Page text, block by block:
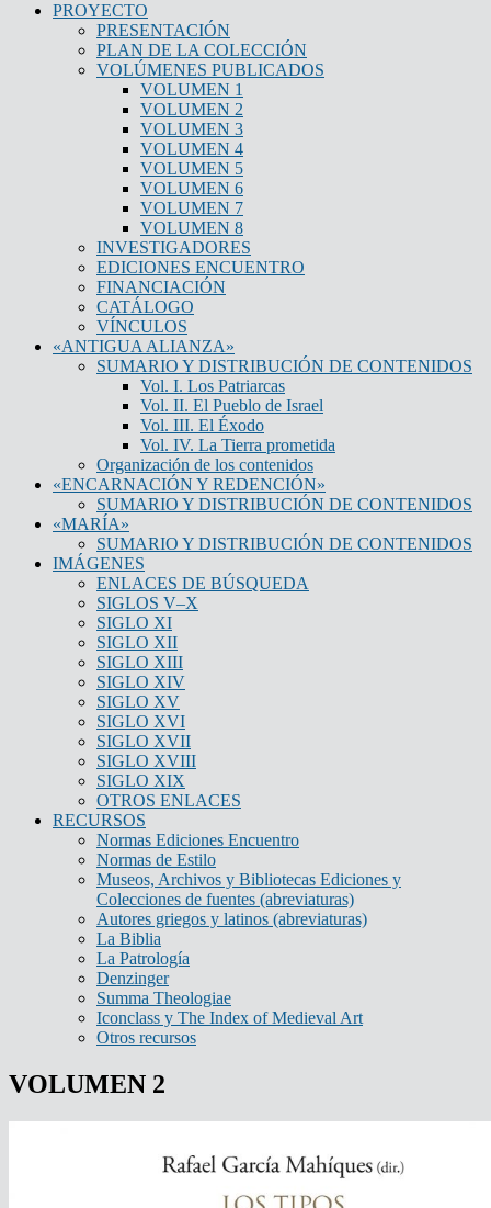
PROYECTO
PRESENTACIÓN
PLAN DE LA COLECCIÓN
VOLÚMENES PUBLICADOS
VOLUMEN 1
VOLUMEN 2
VOLUMEN 3
VOLUMEN 4
VOLUMEN 5
VOLUMEN 6
VOLUMEN 7
VOLUMEN 8
INVESTIGADORES
EDICIONES ENCUENTRO
FINANCIACIÓN
CATÁLOGO
VÍNCULOS
«ANTIGUA ALIANZA»
SUMARIO Y DISTRIBUCIÓN DE CONTENIDOS
Vol. I. Los Patriarcas
Vol. II. El Pueblo de Israel
Vol. III. El Éxodo
Vol. IV. La Tierra prometida
Organización de los contenidos
«ENCARNACIÓN Y REDENCIÓN»
SUMARIO Y DISTRIBUCIÓN DE CONTENIDOS
«MARÍA»
SUMARIO Y DISTRIBUCIÓN DE CONTENIDOS
IMÁGENES
ENLACES DE BÚSQUEDA
SIGLOS V–X
SIGLO XI
SIGLO XII
SIGLO XIII
SIGLO XIV
SIGLO XV
SIGLO XVI
SIGLO XVII
SIGLO XVIII
SIGLO XIX
OTROS ENLACES
RECURSOS
Normas Ediciones Encuentro
Normas de Estilo
Museos, Archivos y Bibliotecas Ediciones y
Colecciones de fuentes (abreviaturas)
Autores griegos y latinos (abreviaturas)
La Biblia
La Patrología
Denzinger
Summa Theologiae
Iconclass y The Index of Medieval Art
Otros recursos
VOLUMEN 2